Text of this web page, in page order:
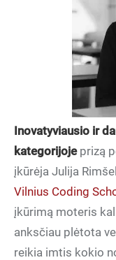
Inovatyviausio ir
kategorijojeprizą
įkūrėja Julija
Vilnius Coding
įkūrimą moteris
anksčiau plėtota
reikia imtis kokio